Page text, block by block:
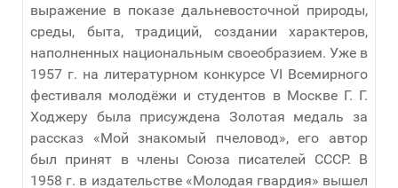
выражение в показе дальневосточной природы,
среды, быта, традиций, создании характеров,
наполненных национальным своеобразием. Уже в
1957 г. на литературном конкурсе VI Всемирного
фестиваля молодёжи и студентов в Москве Г. Г.
Ходжеру была присуждена Золотая медаль за
рассказ «Мой знакомый пчеловод», его автор
был принят в члены Союза писателей СССР. В
1958 г. в издательстве «Молодая гвардия» вышел